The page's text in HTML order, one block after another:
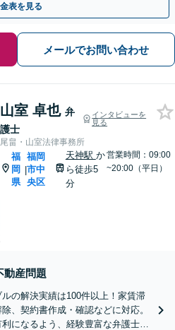
表を見る
メールでお問い合わせ
山室 卓也 弁
護士
インタビューを
見る
尾畠・山室法律事務所
福
岡
県
|
福岡
市中
央区
天神駅 か
ら徒歩5
分
営業時間：09:00
~20:00（平日）
動産問題
の解決実績は100件以上！家賃滞
、契約書作成・確認などに対応。
になるよう、経験豊富な弁護士が